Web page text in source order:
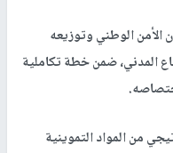
الأمن الوطني وتوزيعه
المدني، ضمن خطة تكاملية
من المواد التموينية